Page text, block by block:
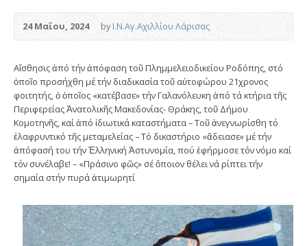
24 Μαΐου, 2024 byΙ.Ν.Αγ.Αχιλλίου Λάρισας
Αἴσθησις ἀπό τήν ἀπόφαση τοῦ Πλημμελειοδικείου Ροδόπης, στό
ὁποῖο προσήχθη μέ τήν διαδικασία τοῦ αὐτοφώρου 21χρονος
φοιτητής, ὁ ὁποῖος «κατέβασε» τήν Γαλανόλευκη ἀπό τά κτήρια τῆς
Περιφερείας Ἀνατολικῆς Μακεδονίας- Θράκης, τοῦ Δήμου
Κομοτηνῆς, καί ἀπό ἰδιωτικά καταστήματα – Τοῦ ἀνεγνωρίσθη τό
ἐλαφρυντικό τῆς μεταμελείας – Τό δικαστήριο «ἄδειασε» μέ τήν
ἀπόφασή του τήν Ἑλληνική Ἀστυνομία, πού ἐφήρμοσε τόν νόμο καί
τόν συνέλαβε! – «Πράσινο φῶς» σέ ὅποιον θέλει νά ρίπτει τήν
σημαία στήν πυρά ἀτιμωρητί